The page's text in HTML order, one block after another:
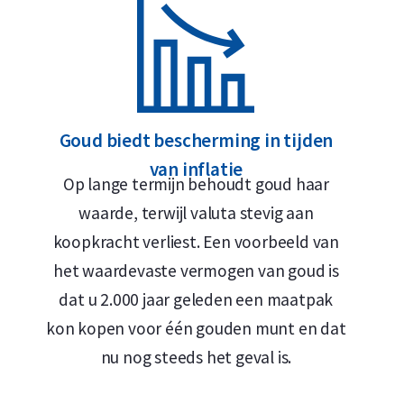
De C. Hafner 250 gram goudbaar is 999,9/1000 puur
LBMA-geaccrediteerd
Terugkoopgarantie via Holland Gold
Ontwerp goudbaar Hafner 250
Op de baar staan de producent C. Hafner, het
baarnummer. Het baarnummer
certificaat van de C. Hafner 250 gram goudbaar
waarmee de echtheid kan worden
Goud biedt bescherming in tijden
van inflatie
Op lange termijn behoudt goud haar
waarde, terwijl valuta stevig aan
koopkracht verliest. Een voorbeeld van
het waardevaste vermogen van goud is
dat u 2.000 jaar geleden een maatpak
kon kopen voor één gouden munt en dat
nu nog steeds het geval is.